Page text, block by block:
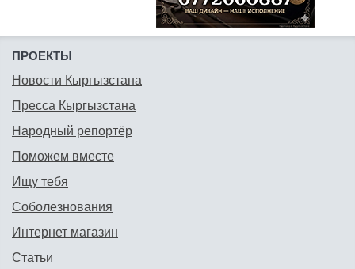
ПРОЕКТЫ
Новости Кыргызстана
Пресса Кыргызстана
Народный репортёр
Поможем вместе
Ищу тебя
Соболезнования
Интернет магазин
Статьи